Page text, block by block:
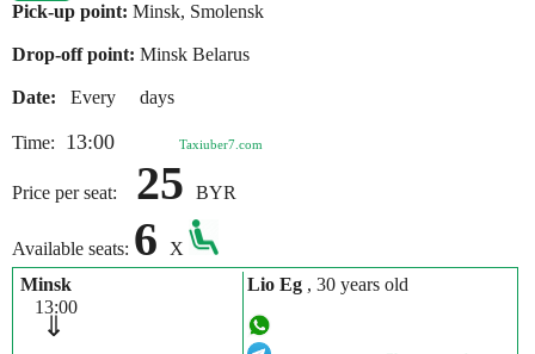
Pick-up point: Minsk, Smolensk
Drop-off point: Minsk Belarus
Date: Every days
Time: 13:00 Taxiuber7.com
Price per seat: 25 BYR
Available seats: 6
X
Minsk
13:00
⇓
Lio Eg , 30 years old